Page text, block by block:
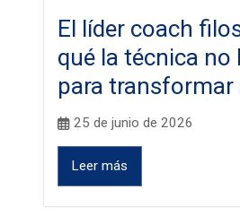
El líder coach
qué la técnica no
para transformar
25 de junio de 2026
Leer más